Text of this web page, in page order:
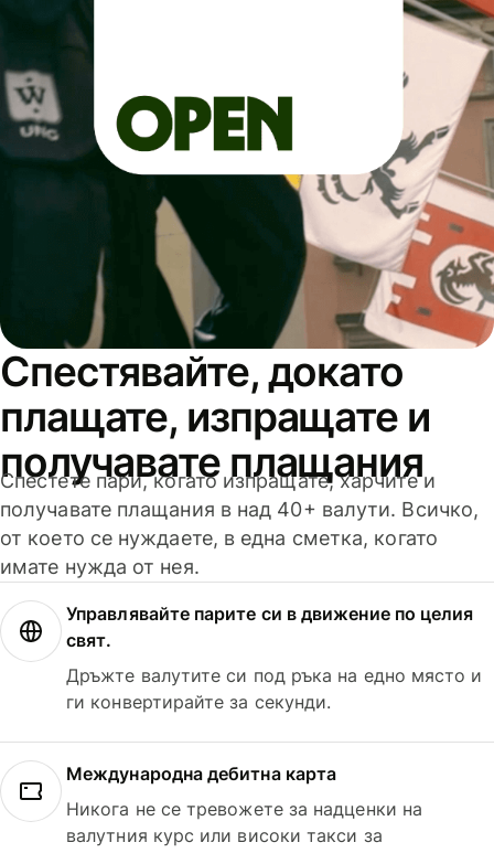
Спестявайте, докато
плащате, изпращате и
получавате плащания
Спестете пари, когато изпращате, харчите и
получавате плащания в над 40+ валути. Всичко,
от което се нуждаете, в една сметка, когато
имате нужда от нея.
Управлявайте парите си в движение по целия
свят.
Дръжте валутите си под ръка на едно място и
ги конвертирайте за секунди.
Международна дебитна карта
Никога не се тревожете за надценки на
валутния курс или високи такси за